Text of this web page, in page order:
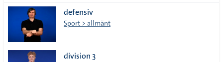
defensiv
Sport > allmänt
division 3